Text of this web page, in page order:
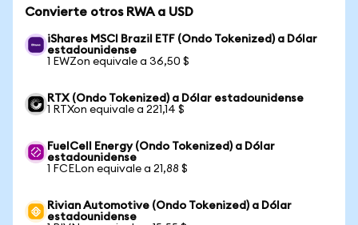
Convierte otros RWA a USD
iShares MSCI Brazil ETF (Ondo Tokenized) a Dólar
estadounidense
1 EWZon equivale a 36,50 $
RTX (Ondo Tokenized) a Dólar estadounidense
1 RTXon equivale a 221,14 $
FuelCell Energy (Ondo Tokenized) a Dólar
estadounidense
1 FCELon equivale a 21,88 $
Rivian Automotive (Ondo Tokenized) a Dólar
estadounidense